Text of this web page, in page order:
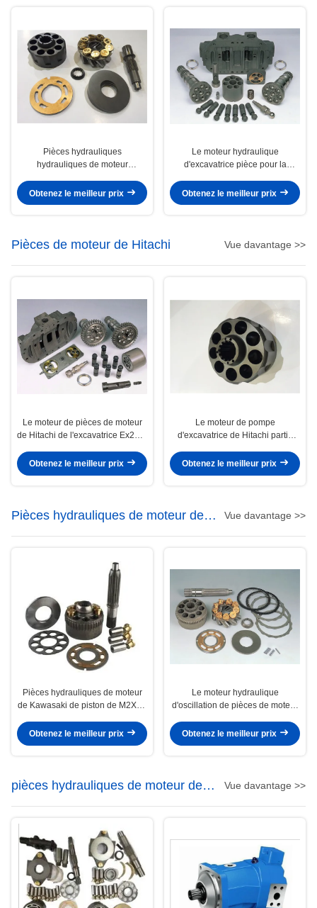
Pièces hydrauliques
hydrauliques de moteur
moteur de HPV091 EX100
Obtenez le meilleur prix
Le moteur hydraulique
d'excavatrice pièce pour la
Hitachi Hpv145 Ex300-1 2
Obtenez le meilleur prix
Pièces de moteur de Hitachi Vue davantage >>
Le moteur de pièces de moteur
de Hitachi de l'excavatrice Ex220-
réparation Hpv091
Obtenez le meilleur prix
Le moteur de pompe
d'excavatrice de Hitachi partie
φ49.8 Sφ29
Obtenez le meilleur prix
Pièces hydrauliques de moteur de
Kawasaki
Vue davantage >>
Pièces hydrauliques de moteur
de Kawasaki de piston de M2X55
d'oscillation de l'excavatrice
DNB60
Obtenez le meilleur prix
Le moteur hydraulique
d'oscillation de pièces de moteur
Ex220-3/Hitachi partie Hpv091
Obtenez le meilleur prix
pièces hydrauliques de moteur de
rexroth
Vue davantage >>